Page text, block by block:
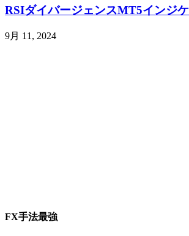
RSIダイバージェンスMT5インジ
9月 11, 2024
FX手法最強